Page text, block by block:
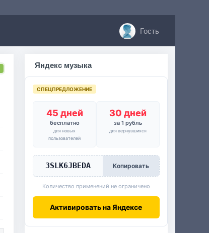
Гость
Яндекс музыка
СПЕЦПРЕДЛОЖЕНИЕ
45 дней
бесплатно
для новых
пользователей
30 дней
за 1 рубль
для вернувшихся
3SLK6JBEDA Копировать
Количество применений не ограничено
Активировать на Яндексе